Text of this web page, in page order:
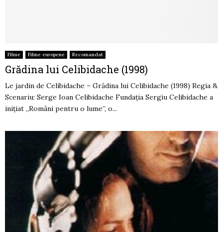
Filme Filme europene Recomandat
Grădina lui Celibidache (1998)
Le jardin de Celibidache – Grădina lui Celibidache (1998) Regia &
Scenariu: Serge Ioan Celibidache Fundaţia Sergiu Celibidache a
inițiat „Români pentru o lume”, o...